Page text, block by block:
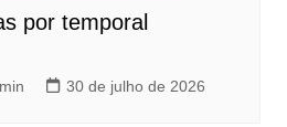
por temporal
30 de julho de 2026